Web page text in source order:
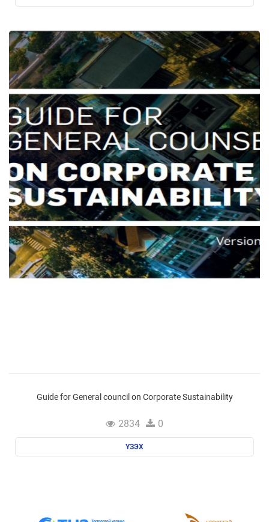
Guide for General council on Corporate Sustainability
2834 0
ҮЗЭХ